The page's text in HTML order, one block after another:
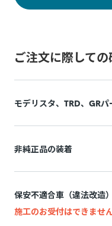
ご注文に際して
モデリスタ、TRD、GR
算となります。
施工中に問題が発生し
非純正品の装着
追加費用(工賃・部品代
保安不適合車（違法改造）
施工のお受付はできません